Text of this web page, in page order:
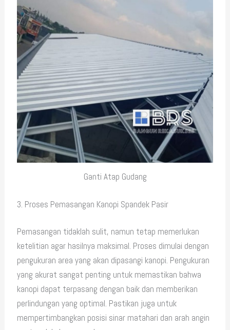
Ganti Atap Gudang
3. Proses Pemasangan Kanopi Spandek Pasir
Pemasangan tidaklah sulit, namun tetap memerlukan
ketelitian agar hasilnya maksimal. Proses dimulai dengan
pengukuran area yang akan dipasangi kanopi. Pengukuran
yang akurat sangat penting untuk memastikan bahwa
kanopi dapat terpasang dengan baik dan memberikan
perlindungan yang optimal. Pastikan juga untuk
mempertimbangkan posisi sinar matahari dan arah angin